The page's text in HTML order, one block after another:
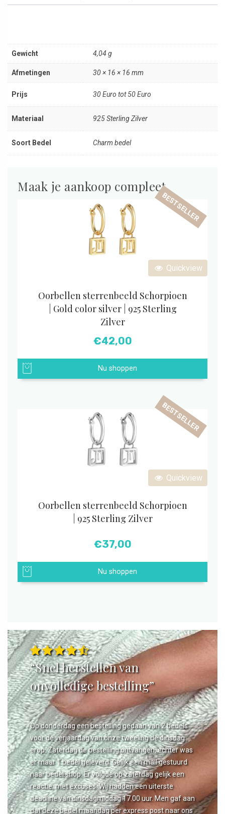
Gewicht 4,04 g
Afmetingen 30 × 16 × 16 mm
Prijs 30 Euro tot 50 Euro
Materiaal 925 Sterling Zilver
Soort Bedel Charm bedel
Maak je aankoop compleet
Quickview
BESTSELLER
Oorbellen sterrenbeeld Schorpioen
| Gold color silver | 925 Sterling
Zilver
€42,00
Nu shoppen
Quickview
BESTSELLER
Oorbellen sterrenbeeld Schorpioen
| 925 Sterling Zilver
€37,00
Nu shoppen
“Snel herstellen van
onvolledige bestelling”
Op donderdag een bestelling gedaan van 2 bedels
voor de verjaardag van onze tweeling de dinsdag
erop. Zaterdag de bestelling ontvangen, echter was
er maar 1 bedel geleverd. Gelijk een mail gestuurd
naar bedel.shop. Er volgde op zaterdag gelijk een
reactie, met excuses. Wij hadden een uiterste
deadline van dinsdagmiddag 17.00 uur. Men gaf aan
dat deze bedel maandag per express post naar ons